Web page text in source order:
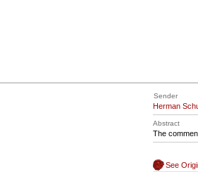
Sender
Herman
Abstract
The
See